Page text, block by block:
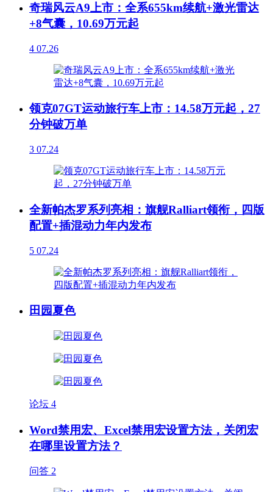
奇瑞风云A9上市：全系655km续航+激光雷达
+8气囊，10.69万元起
4 07.26
领克07GT运动旅行车上市：14.58万元起，27
分钟破万单
3 07.24
全新帕杰罗系列亮相：旗舰Ralliart领衔，四版
配置+插混动力年内发布
5 07.24
田园夏色
论坛 4
Word禁用宏、Excel禁用宏设置方法，关闭宏
在哪里设置方法？
问答 2